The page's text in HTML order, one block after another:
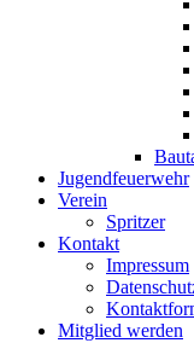
Jugendfeuerwehr
Verein
Spritzer
Kontakt
Impressum
Mitglied werden